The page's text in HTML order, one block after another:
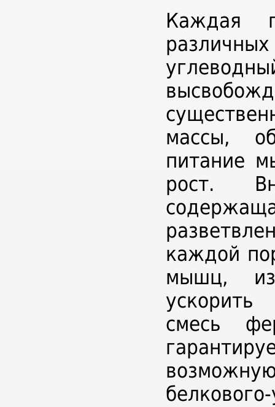
Каждая
массы,
питание
рост.
каждой
мышц,
ускорить
смесь